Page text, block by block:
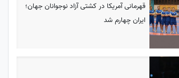
قهرمانی آمریکا در کشتی آزاد نوجوانان جهان؛
ایران چهارم شد